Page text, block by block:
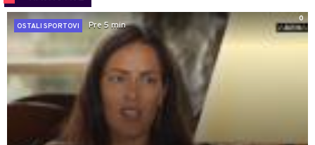
0
OSTALI SPORTOVI
Pre 5 min